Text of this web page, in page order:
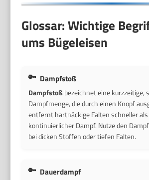
Glossar: Wichtige
ums Bügeleisen
Dampfstoß
Dampfstoßbezeichnet eine kurzzeitige,
Dampfmenge, die durch einen Knopf
entfernt hartnäckige Falten schneller als
kontinuierlicher Dampf. Nutze den
bei dicken Stoffen oder tiefen Falten.
Dauerdampf